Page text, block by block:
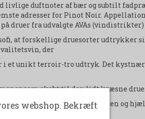
livlige duftnoter af bær og subtilt
adresser for Pinot Noir.
druer fra udvalgte AVAs
at forskellige druesorter udtrykker
der
et unikt terroir-tro udtryk. Det
er som skabt til den lidt kræsne drue.
effekt forlænger vækstsæsonen og
Pinot Noir.
webshop. Bekræft